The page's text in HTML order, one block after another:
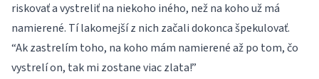
riskovať a vystreliť na niekoho iného, než na koho už má
namierené. Tí lakomejší z nich začali dokonca špekulovať.
“Ak zastrelím toho, na koho mám namierené až po tom, čo
vystrelí on, tak mi zostane viac zlata!”